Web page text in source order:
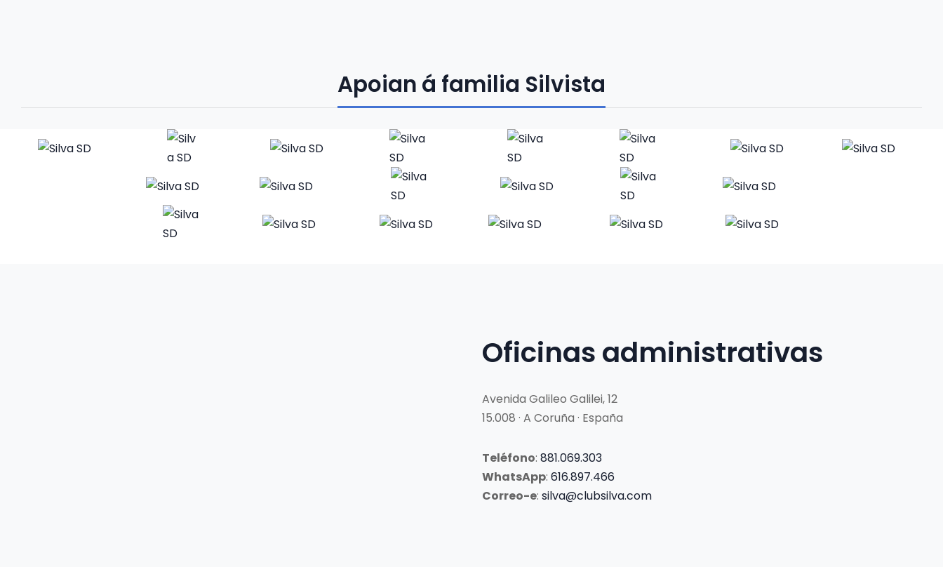
Apoian á familia Silvista
Oficinas administrativas
Avenida Galileo Galilei, 12
15.008 · A Coruña · España
Teléfono: 881.069.303
WhatsApp: 616.897.466
Correo-e: silva@clubsilva.com